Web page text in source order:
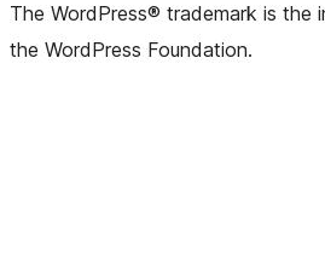
The WordPress® trademark is the
the WordPress Foundation.